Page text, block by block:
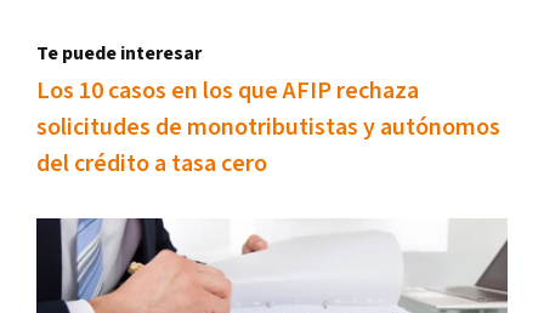
Te puede interesar
Los 10 casos en los que AFIP rechaza
solicitudes de monotributistas y autónomos
del crédito a tasa cero